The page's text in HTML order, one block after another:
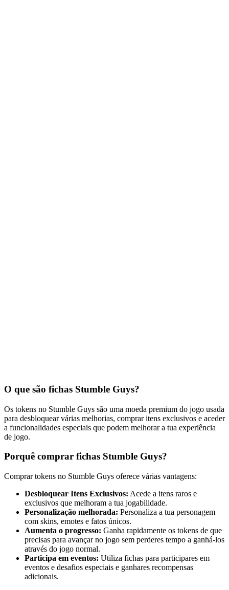
O que são fichas Stumble Guys?
Os tokens no Stumble Guys são uma moeda premium do jogo usada
para desbloquear várias melhorias, comprar itens exclusivos e aceder
a funcionalidades especiais que podem melhorar a tua experiência
de jogo.
Porquê comprar fichas Stumble Guys?
Comprar tokens no Stumble Guys oferece várias vantagens:
Desbloquear Itens Exclusivos: Acede a itens raros e
exclusivos que melhoram a tua jogabilidade.
Personalização melhorada: Personaliza a tua personagem
com skins, emotes e fatos únicos.
Aumenta o progresso: Ganha rapidamente os tokens de que
precisas para avançar no jogo sem perderes tempo a ganhá-los
através do jogo normal.
Participa em eventos: Utiliza fichas para participares em
eventos e desafios especiais e ganhares recompensas
adicionais.